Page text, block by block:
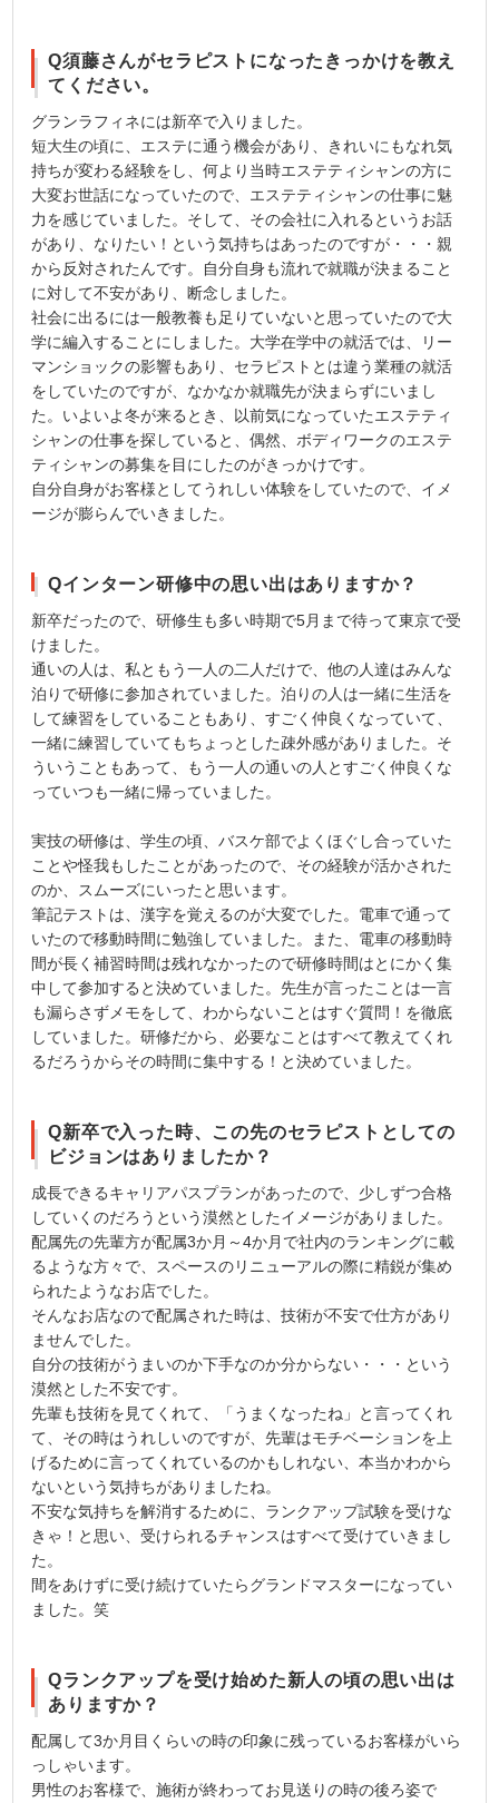
Q須藤さんがセラピストになったきっかけを教え
てください。
グランラフィネには新卒で入りました。
短大生の頃に、エステに通う機会があり、きれいにもなれ気
持ちが変わる経験をし、何より当時エステティシャンの方に
大変お世話になっていたので、エステティシャンの仕事に魅
力を感じていました。そして、その会社に入れるというお話
があり、なりたい！という気持ちはあったのですが・・・親
から反対されたんです。自分自身も流れで就職が決まること
に対して不安があり、断念しました。
社会に出るには一般教養も足りていないと思っていたので大
学に編入することにしました。大学在学中の就活では、リー
マンショックの影響もあり、セラピストとは違う業種の就活
をしていたのですが、なかなか就職先が決まらずにいまし
た。いよいよ冬が来るとき、以前気になっていたエステティ
シャンの仕事を探していると、偶然、ボディワークのエステ
ティシャンの募集を目にしたのがきっかけです。
自分自身がお客様としてうれしい体験をしていたので、イメ
ージが膨らんでいきました。
Qインターン研修中の思い出はありますか？
新卒だったので、研修生も多い時期で5月まで待って東京で受
けました。
通いの人は、私ともう一人の二人だけで、他の人達はみんな
泊りで研修に参加されていました。泊りの人は一緒に生活を
して練習をしていることもあり、すごく仲良くなっていて、
一緒に練習していてもちょっとした疎外感がありました。そ
ういうこともあって、もう一人の通いの人とすごく仲良くな
っていつも一緒に帰っていました。
実技の研修は、学生の頃、バスケ部でよくほぐし合っていた
ことや怪我もしたことがあったので、その経験が活かされた
のか、スムーズにいったと思います。
筆記テストは、漢字を覚えるのが大変でした。電車で通って
いたので移動時間に勉強していました。また、電車の移動時
間が長く補習時間は残れなかったので研修時間はとにかく集
中して参加すると決めていました。先生が言ったことは一言
も漏らさずメモをして、わからないことはすぐ質問！を徹底
していました。研修だから、必要なことはすべて教えてくれ
るだろうからその時間に集中する！と決めていました。
Q新卒で入った時、この先のセラピストとしての
ビジョンはありましたか？
成長できるキャリアパスプランがあったので、少しずつ合格
していくのだろうという漠然としたイメージがありました。
配属先の先輩方が配属3か月～4か月で社内のランキングに載
るような方々で、スペースのリニューアルの際に精鋭が集め
られたようなお店でした。
そんなお店なので配属された時は、技術が不安で仕方があり
ませんでした。
自分の技術がうまいのか下手なのか分からない・・・という
漠然とした不安です。
先輩も技術を見てくれて、「うまくなったね」と言ってくれ
て、その時はうれしいのですが、先輩はモチベーションを上
げるために言ってくれているのかもしれない、本当かわから
ないという気持ちがありましたね。
不安な気持ちを解消するために、ランクアップ試験を受けな
きゃ！と思い、受けられるチャンスはすべて受けていきまし
た。
間をあけずに受け続けていたらグランドマスターになってい
ました。笑
Qランクアップを受け始めた新人の頃の思い出は
ありますか？
配属して3か月目くらいの時の印象に残っているお客様がいら
っしゃいます。
男性のお客様で、施術が終わってお見送りの時の後ろ姿で